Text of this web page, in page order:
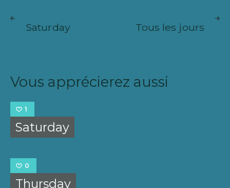
Navigation
de
SUIVANT
Saturday Tous les jours
Vous apprécierez aussi
1
Saturday
0
Thursday